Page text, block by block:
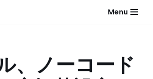
Menu
、ノーコード